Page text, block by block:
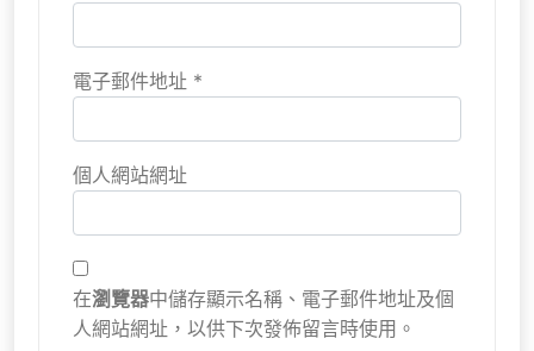
電子郵件地址 *
個人網站網址
在瀏覽器中儲存顯示名稱、電子郵件地址及個
人網站網址，以供下次發佈留言時使用。